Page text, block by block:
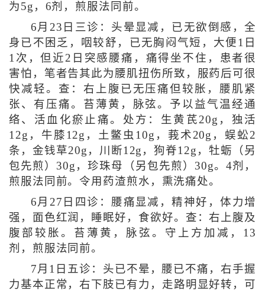
为5g，6剂，煎服法同前。
6月23日三诊：头晕显减，已无欲倒感，全
身已不困乏，咽较舒，已无胸闷气短，大便1日
1次，但近2日突感腰痛，痛得坐不住，患者很
害怕，笔者告其此为腰肌扭伤所致，服药后可很
快减轻。查：右上腹已无压痛但较胀，腰肌紧
张、有压痛。苔薄黄，脉弦。予以益气温经通
络、活血化瘀止痛。处方：生黄芪20g，独活
12g，牛膝12g，土鳖虫10g，莪术20g，蜈蚣2
条，金钱草20g，川断12g，狗脊12g，牡蛎（另
包先煎）30g，珍珠母（另包先煎）30g。4剂，
煎服法同前。令用药渣煎水，熏洗痛处。
6月27日四诊：腰痛显减，精神好，体力增
强，面色红润，睡眠好，食欲好。查：右上腹及
腹部较胀。苔薄黄，脉弦。守上方加减，13
剂，煎服法同前。
7月1日五诊：头已不晕，腰已不痛，右手握
力基本正常，右下肢已有力，走路明显好转，可